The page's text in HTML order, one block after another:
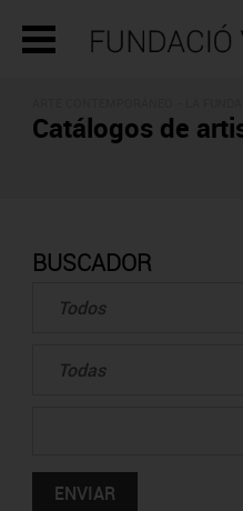
Catálogos de
BUSCADOR